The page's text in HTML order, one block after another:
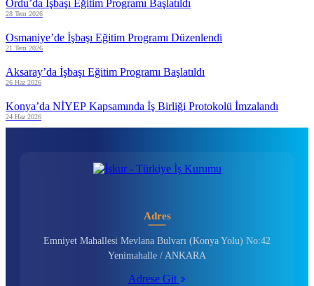
Ordu’da İşbaşı Eğitim Programı Başlatıldı
28 Tem 2026
Osmaniye’de İşbaşı Eğitim Programı Düzenlendi
21 Tem 2026
Aksaray’da İşbaşı Eğitim Programı Başlatıldı
26 Haz 2026
Konya’da NİYEP Kapsamında İş Birliği Protokolü İmzalandı
24 Haz 2026
Adres
Emniyet Mahallesi Mevlana Bulvarı (Konya Yolu) No:42
Yenimahalle / ANKARA
Adrese Git